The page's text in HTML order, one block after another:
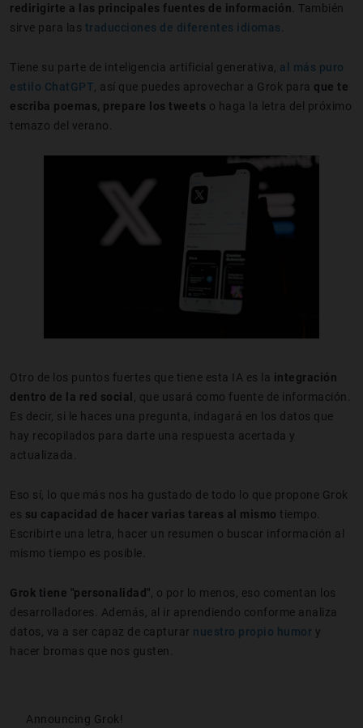
redirigirte a las principales fuentes de información . También
sirve para las traducciones de diferentes idiomas
Tiene su parte de inteligencia artificial generativa, al más puro
estilo ChatGPT , así que puedes aprovechar a Grok para que te
escriba poemas, prepare los tweets o haga la letra del próximo
temazo del verano.
Otro de los puntos fuertes que tiene esta IA es la integración
dentro de la red social , que usará como fuente de información.
Es decir, si le haces una pregunta, indagará en los datos que
hay recopilados para darte una respuesta acertada y
actualizada.
Eso sí, lo que más nos ha gustado de todo lo que propone Grok
es su capacidad de hacer varias tareas al mismo tiempo.
Escribirte una letra, hacer un resumen o buscar información al
mismo tiempo es posible.
Grok tiene "personalidad", o por lo menos, eso comentan los
desarrolladores. Además, al ir aprendiendo conforme analiza
datos, va a ser capaz de capturar nuestro propio humor y
hacer bromas que nos gusten.
Announcing Grok!